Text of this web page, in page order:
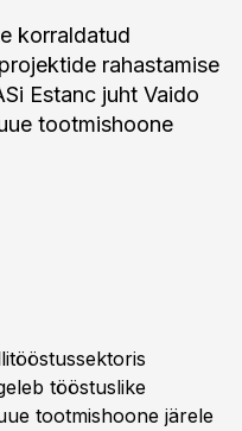
korraldatud
rahastamise
Estanc juht Vaido
tootmishoone
tööstuslike
tootmishoone järele